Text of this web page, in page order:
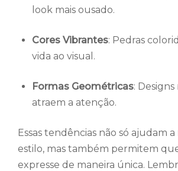
look mais ousado.
Cores Vibrantes: Pedras
vida ao visual.
Formas Geométricas:
atraem a atenção.
Essas tendências não só ajudam a
estilo, mas também permitem
expresse de maneira única.